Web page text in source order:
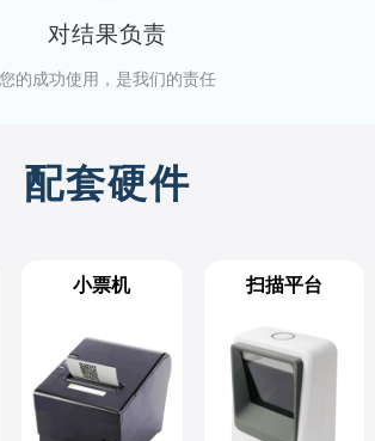
对结果负责
您的成功使用，是我们的责任
配套硬件
小票机 扫描平台